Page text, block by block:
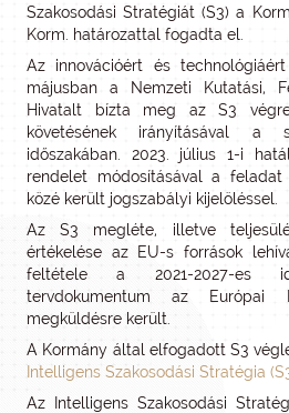
Szakosodási Stratégiát (S3) a
Korm. határozattal fogadta el.
Az innovációért és
májusban a Nemzeti Kutatási,
Hivatalt bízta meg az S3
követésének irányításával a
időszakában. 2023. július 1-i
rendelet módosításával a feladat
közé került jogszabályi kijelöléssel.
Az S3 megléte, illetve
értékelése az EU-s források
feltétele a 2021-2027-es
tervdokumentum az Európai
megküldésre került.
A Kormány által elfogadott S3
Intelligens Szakosodási Stratégia
Az Intelligens Szakosodási